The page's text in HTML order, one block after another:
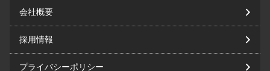
会社概要
採用情報
プライバシーポリシー